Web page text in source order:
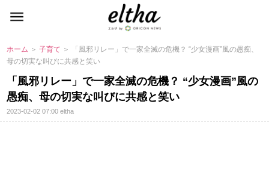
ホーム ＞子育て ＞ 「風邪リレー」で一家全滅の危機？ “少女漫画”風の愚痴、
母の切実な叫びに共感と笑い
「風邪リレー」で一家全滅の危機？ “少女漫画”風の
愚痴、母の切実な叫びに共感と笑い
2023-02-02 07:00eltha